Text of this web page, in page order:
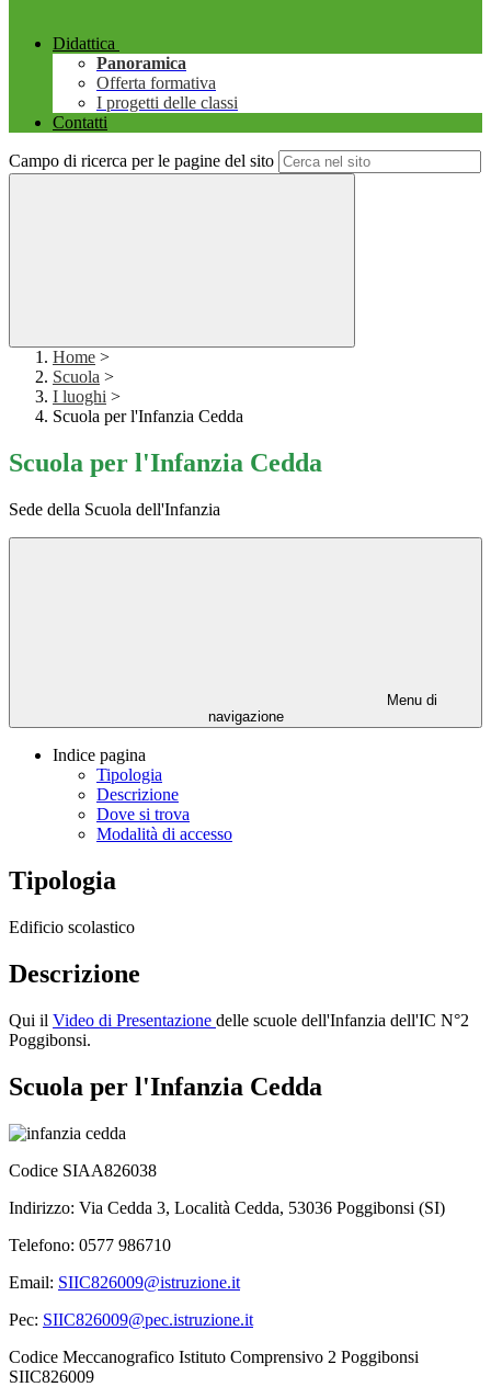
Didattica
Panoramica
Offerta formativa
I progetti delle classi
Contatti
Campo di ricerca per le pagine del sito
Home >
Scuola >
I luoghi >
Scuola per l'Infanzia Cedda
Scuola per l'Infanzia Cedda
Sede della Scuola dell'Infanzia
Menu di
navigazione
Indice pagina
Tipologia
Descrizione
Dove si trova
Modalità di accesso
Tipologia
Edificio scolastico
Descrizione
Qui il Video di Presentazione delle scuole dell'Infanzia dell'IC N°2
Poggibonsi.
Scuola per l'Infanzia Cedda
Codice SIAA826038
Indirizzo: Via Cedda 3, Località Cedda, 53036 Poggibonsi (SI)
Telefono: 0577 986710
Email: SIIC826009@istruzione.it
Pec: SIIC826009@pec.istruzione.it
Codice Meccanografico Istituto Comprensivo 2 Poggibonsi
SIIC826009